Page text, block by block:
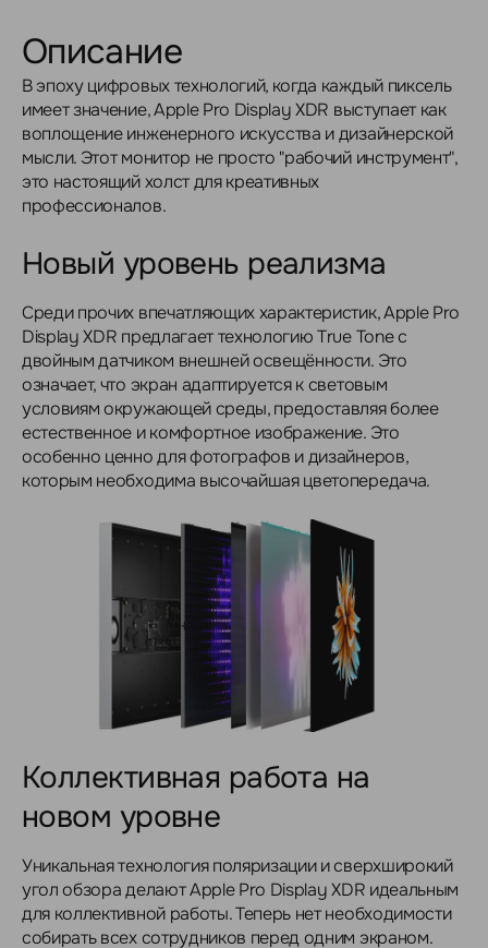
Описание
В эпоху цифровых технологий, когда каждый пиксель
имеет значение, Apple Pro Display XDR выступает как
воплощение инженерного искусства и дизайнерской
мысли. Этот монитор не просто "рабочий инструмент",
это настоящий холст для креативных
профессионалов.
Новый уровень реализма
Среди прочих впечатляющих характеристик, Apple Pro
Display XDR предлагает технологию True Tone с
двойным датчиком внешней освещённости. Это
означает, что экран адаптируется к световым
условиям окружающей среды, предоставляя более
естественное и комфортное изображение. Это
особенно ценно для фотографов и дизайнеров,
которым необходима высочайшая цветопередача.
Коллективная работа на
новом уровне
Уникальная технология поляризации и сверхширокий
угол обзора делают Apple Pro Display XDR идеальным
для коллективной работы. Теперь нет необходимости
собирать всех сотрудников перед одним экраном.